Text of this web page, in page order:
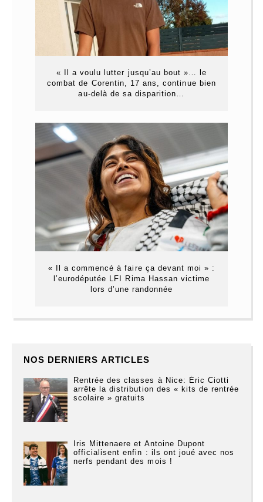
« Il a voulu lutter jusqu’au bout »… le
combat de Corentin, 17 ans, continue bien
au-delà de sa disparition…
« Il a commencé à faire ça devant moi » :
l’eurodéputée LFI Rima Hassan victime
lors d’une randonnée
NOS DERNIERS ARTICLES
Rentrée des classes à Nice: Éric Ciotti
arrête la distribution des « kits de rentrée
scolaire » gratuits
Iris Mittenaere et Antoine Dupont
officialisent enfin : ils ont joué avec nos
nerfs pendant des mois !